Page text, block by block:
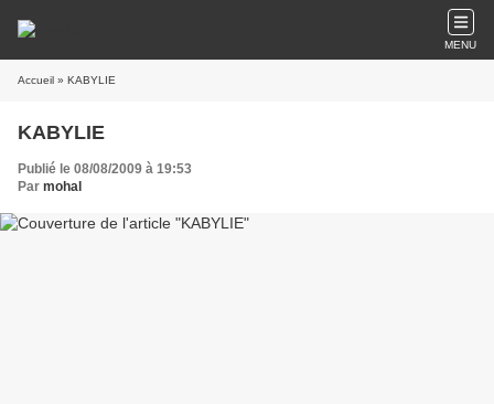
MENU
Accueil » KABYLIE
KABYLIE
Publié le 08/08/2009 à 19:53
Par mohal